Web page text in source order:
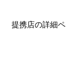
提携店の詳細